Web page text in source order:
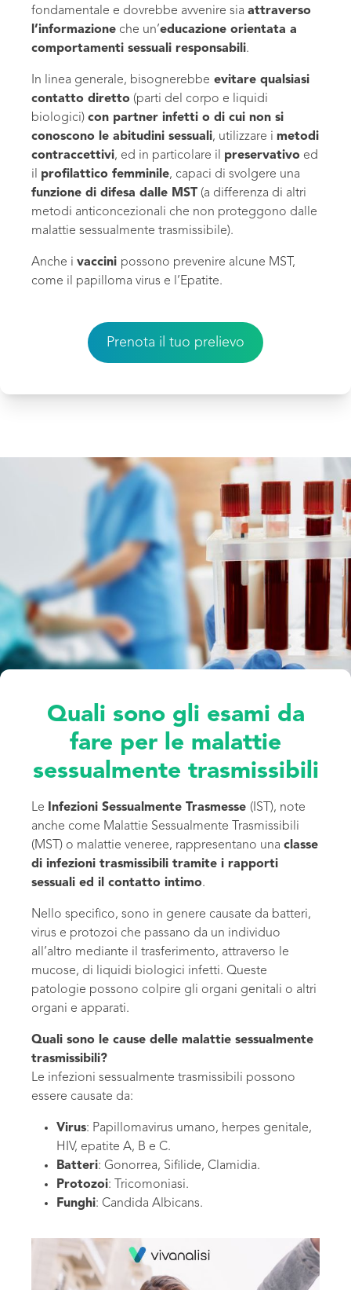
fondamentale e dovrebbe avvenire sia attraverso
l’informazione che un’educazione orientata a
comportamenti sessuali responsabili.
In linea generale, bisognerebbe evitare qualsiasi
contatto diretto (parti del corpo e liquidi
biologici) con partner infetti o di cui non si
conoscono le abitudini sessuali, utilizzare i metodi
contraccettivi, ed in particolare il preservativo ed
il profilattico femminile, capaci di svolgere una
funzione di difesa dalle MST (a differenza di altri
metodi anticoncezionali che non proteggono dalle
malattie sessualmente trasmissibile).
Anche i vaccini possono prevenire alcune MST,
come il papilloma virus e l’Epatite.
Prenota il tuo prelievo
Quali sono gli esami da
fare per le malattie
sessualmente trasmissibili
Le Infezioni Sessualmente Trasmesse (IST), note
anche come Malattie Sessualmente Trasmissibili
(MST) o malattie veneree, rappresentano una classe
di infezioni trasmissibili tramite i rapporti
sessuali ed il contatto intimo.
Nello specifico, sono in genere causate da batteri,
virus e protozoi che passano da un individuo
all’altro mediante il trasferimento, attraverso le
mucose, di liquidi biologici infetti. Queste
patologie possono colpire gli organi genitali o altri
organi e apparati.
Quali sono le cause delle malattie sessualmente
trasmissibili?
Le infezioni sessualmente trasmissibili possono
essere causate da:
Virus: Papillomavirus umano, herpes genitale,
HIV, epatite A, B e C.
Batteri: Gonorrea, Sifilide, Clamidia.
Protozoi: Tricomoniasi.
Funghi: Candida Albicans.